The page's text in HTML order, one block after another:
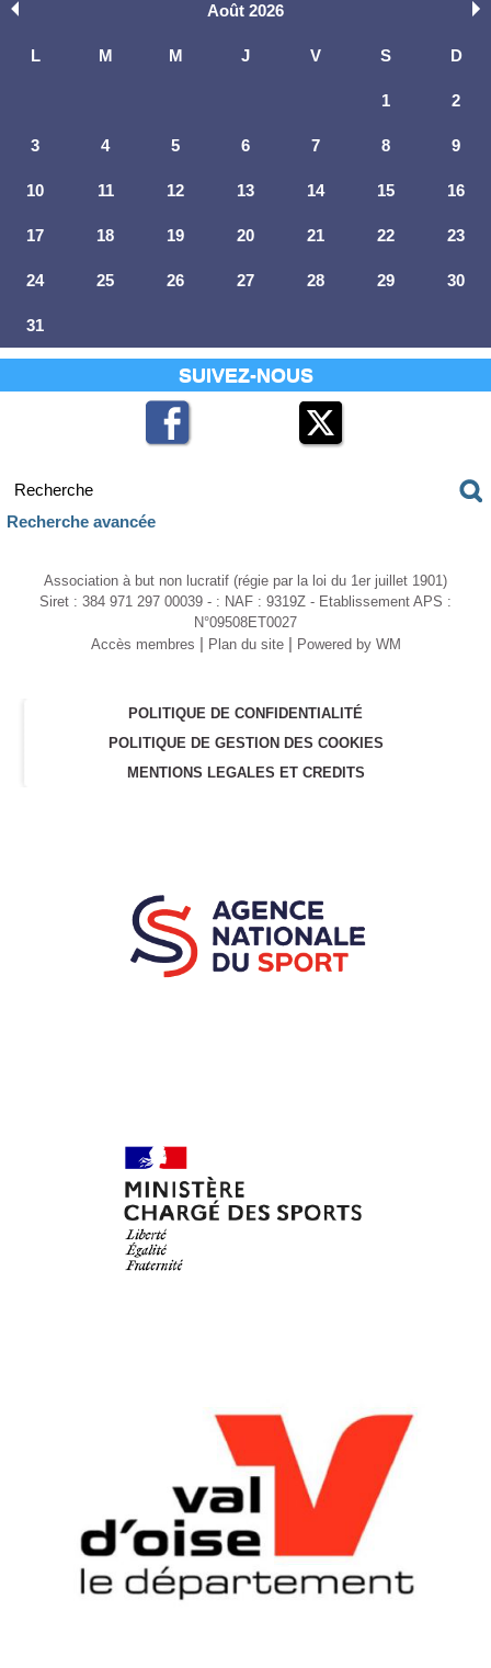
Août 2026
L M M J V S D
1 2
3 4 5 6 7 8 9
10 11 12 13 14 15 16
17 18 19 20 21 22 23
24 25 26 27 28 29 30
31
SUIVEZ-NOUS
Recherche avancée
Association à but non lucratif (régie par la loi du 1er juillet 1901)
Siret : 384 971 297 00039 - : NAF : 9319Z - Etablissement APS :
N°09508ET0027
Accès membres | Plan du site | Powered by WM
POLITIQUE DE CONFIDENTIALITÉ
POLITIQUE DE GESTION DES COOKIES
MENTIONS LEGALES ET CREDITS